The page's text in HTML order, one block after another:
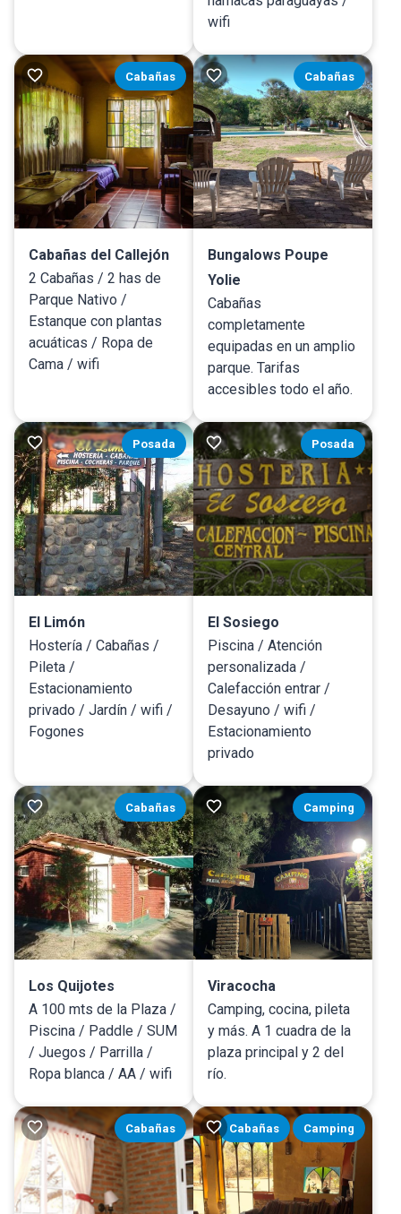
wifi
Cabañas
Cabañas del Callejón
2 Cabañas / 2 has de
Parque Nativo /
Estanque con plantas
acuáticas / Ropa de
Cama / wifi
Cabañas
Bungalows Poupe
Yolie
Cabañas
completamente
equipadas en un amplio
parque. Tarifas
accesibles todo el año.
Posada
El Limón
Hostería / Cabañas /
Pileta /
Estacionamiento
privado / Jardín / wifi /
Fogones
Posada
El Sosiego
Piscina / Atención
personalizada /
Calefacción entrar /
Desayuno / wifi /
Estacionamiento
privado
Cabañas
Los Quijotes
A 100 mts de la Plaza /
Piscina / Paddle / SUM
/ Juegos / Parrilla /
Ropa blanca / AA / wifi
Camping
Viracocha
Camping, cocina, pileta
y más. A 1 cuadra de la
plaza principal y 2 del
río.
Cabañas Cabañas Camping